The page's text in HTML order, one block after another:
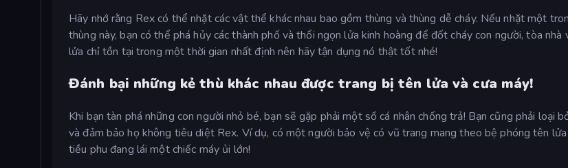
Hãy nhớ rằng Rex có thể nhặt các vật thể khác nhau bao gồm thùng và thùng dễ cháy. Nếu nhặt một
thùng này, bạn có thể phá hủy các thành phố và thổi ngọn lửa kinh hoàng để đốt cháy con người, tòa nhà
lửa chỉ tồn tại trong một thời gian nhất định nên hãy tận dụng nó thật tốt nhé!
Đánh bại những kẻ thù khác nhau được trang bị tên lửa và cưa máy!
Khi bạn tàn phá những con người nhỏ bé, bạn sẽ gặp phải một số cá nhân chống trả! Bạn cũng phải loại
và đảm bảo họ không tiêu diệt Rex. Ví dụ, có một người bảo vệ có vũ trang mang theo bệ phóng tên
tiều phu đang lái một chiếc máy ủi lớn!